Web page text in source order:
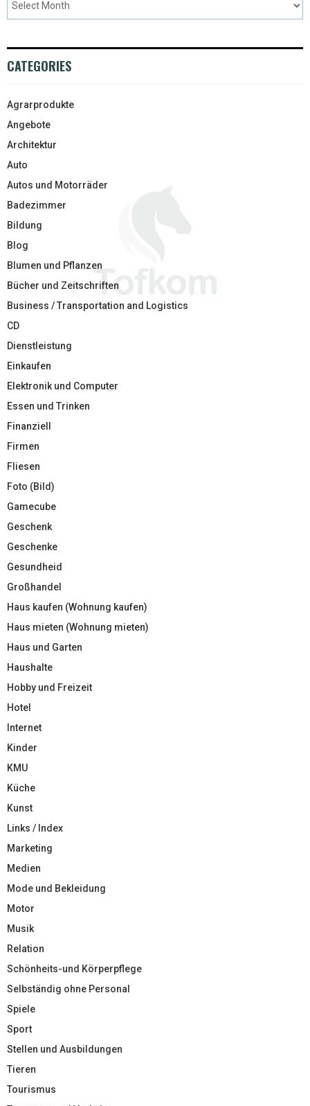
CATEGORIES
Agrarprodukte
Angebote
Architektur
Auto
Autos und Motorräder
Badezimmer
Bildung
Blog
Blumen und Pflanzen
Bücher und Zeitschriften
Business / Transportation and Logistics
CD
Dienstleistung
Einkaufen
Elektronik und Computer
Essen und Trinken
Finanziell
Firmen
Fliesen
Foto (Bild)
Gamecube
Geschenk
Geschenke
Gesundheid
Großhandel
Haus kaufen (Wohnung kaufen)
Haus mieten (Wohnung mieten)
Haus und Garten
Haushalte
Hobby und Freizeit
Hotel
Internet
Kinder
KMU
Küche
Kunst
Links / Index
Marketing
Medien
Mode und Bekleidung
Motor
Musik
Relation
Schönheits-und Körperpflege
Selbständig ohne Personal
Spiele
Sport
Stellen und Ausbildungen
Tieren
Tourismus